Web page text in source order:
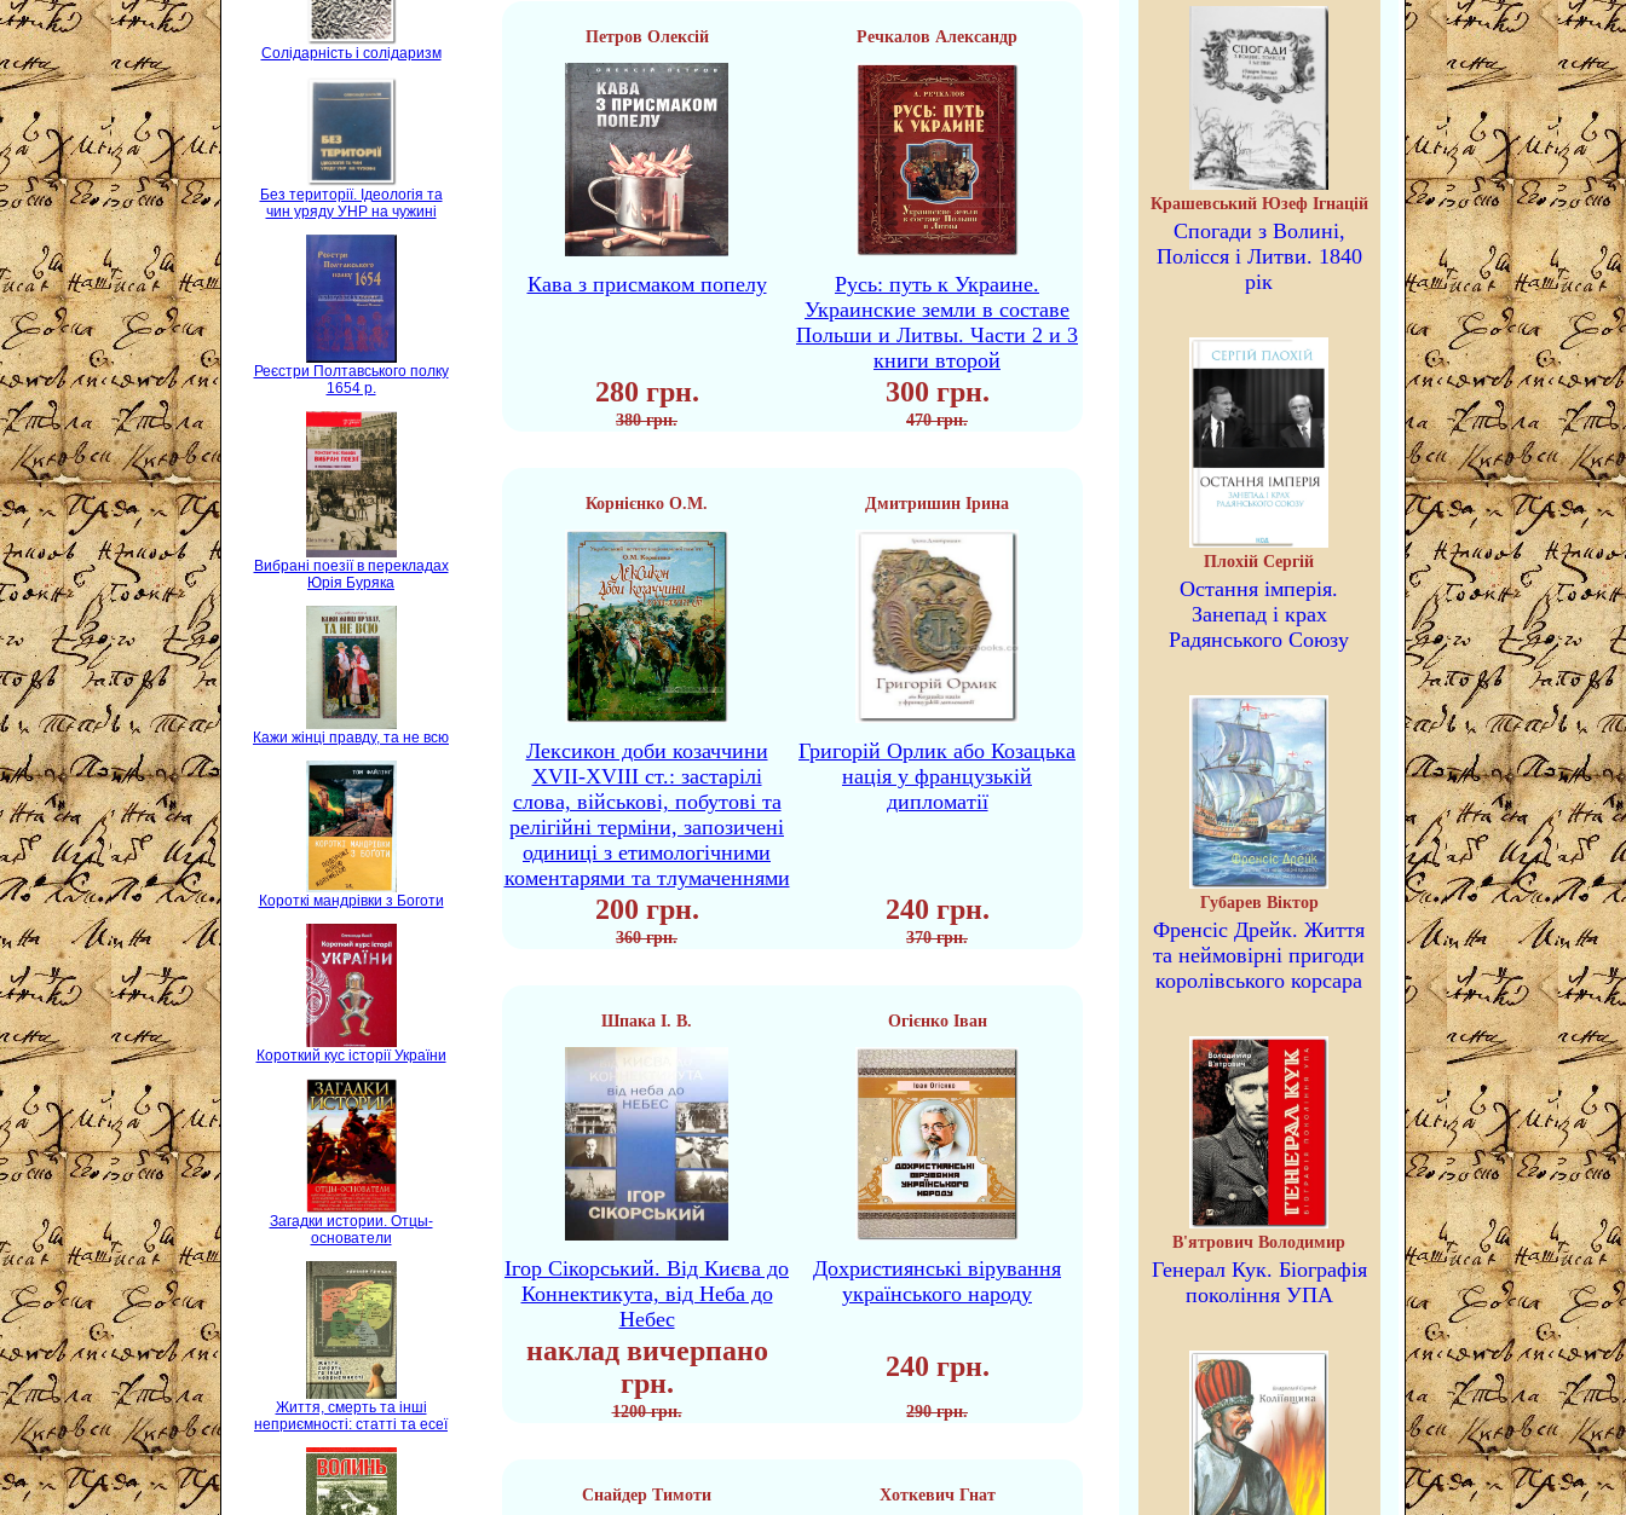
Солідарність і солідаризм
Без території. Ідеологія та
чин уряду УНР на чужині
Реєстри Полтавського полку
1654 р.
Вибрані поезії в перекладах
Юрія Буряка
Кажи жінці правду, та не всю
Короткі мандрівки з Боготи
Короткий кус історії України
Загадки истории. Отцы-
основатели
Життя, смерть та інші
неприємності: статті та есеї
Петров Олексій Речкалов Александр
Кава з присмаком попелу
Русь: путь к Украине.
Украинские земли в составе
Польши и Литвы. Части 2 и 3
книги второй
280 грн. 300 грн.
380 грн. 470 грн.
Корнієнко О.М. Дмитришин Ірина
Лексикон доби козаччини
XVII-XVIII ст.: застарілі
слова, військові, побутові та
релігійні терміни, запозичені
одиниці з етимологічними
коментарями та тлумаченнями
Григорій Орлик або Козацька
нація у французькій
дипломатії
200 грн. 240 грн.
360 грн. 370 грн.
Шпака І. В. Огієнко Іван
Ігор Сікорський. Від Києва до
Коннектикута, від Неба до
Небес
Дохристиянські вірування
українського народу
наклад вичерпано
грн.
240 грн.
1200 грн. 290 грн.
Снайдер Тимоти Хоткевич Гнат
Крашевський Юзеф Ігнацій
Спогади з Волині,
Полісся і Литви. 1840
рік
Плохій Сергій
Остання імперія.
Занепад і крах
Радянського Союзу
Губарев Віктор
Френсіс Дрейк. Життя
та неймовірні пригоди
королівського корсара
В'ятрович Володимир
Генерал Кук. Біографія
покоління УПА